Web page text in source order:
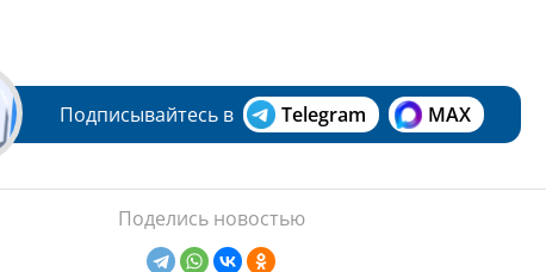
Подписывайтесь в Telegram MAX
Поделись новостью